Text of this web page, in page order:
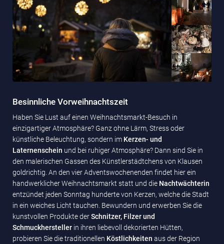
Besinnliche Vorweihnachtszeit
Haben Sie Lust auf einen Weihnachtsmarkt-Besuch in
einzigartiger Atmosphäre? Ganz ohne Lärm, Stress oder
künstliche Beleuchtung, sondern im Kerzen- und
Laternenschein und bei ruhiger Atmosphäre? Dann sind Sie in
den malerischen Gassen des Künstlerstädtchens von Klausen
goldrichtig. An den vier Adventswochenenden findet hier ein
handwerklicher Weihnachtsmarkt statt und die Nachtwächterin
entzündet jeden Sonntag hunderte von Kerzen, welche die Stadt
in ein weiches Licht tauchen. Bewundern und erwerben Sie die
kunstvollen Produkte derSchnitzer, Filzer und
Schmuckhersteller in ihren liebevoll dekorierten Hütten,
probieren Sie die traditionellen Köstlichkeiten aus der Region